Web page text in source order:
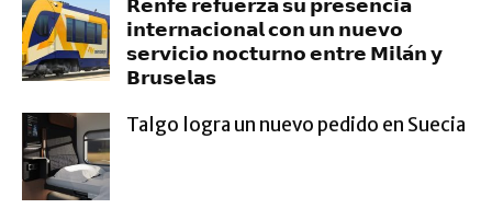
𝗥𝗲𝗻𝗳𝗲 𝗿𝗲𝗳𝘂𝗲𝗿𝘇𝗮 𝘀𝘂 𝗽𝗿𝗲𝘀𝗲𝗻𝗰𝗶𝗮
𝗶𝗻𝘁𝗲𝗿𝗻𝗮𝗰𝗶𝗼𝗻𝗮𝗹 𝗰𝗼𝗻 𝘂𝗻 𝗻𝘂𝗲𝘃𝗼
𝘀𝗲𝗿𝘃𝗶𝗰𝗶𝗼 𝗻𝗼𝗰𝘁𝘂𝗿𝗻𝗼 𝗲𝗻𝘁𝗿𝗲 𝗠𝗶𝗹𝗮́𝗻 𝘆
𝗕𝗿𝘂𝘀𝗲𝗹𝗮𝘀
Talgo logra un nuevo pedido en Suecia